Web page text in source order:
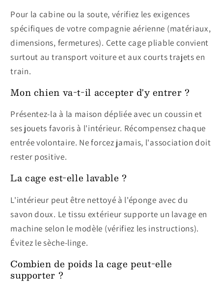
Pour la cabine ou la soute, vérifiez les exigences
spécifiques de votre compagnie aérienne (matériaux,
dimensions, fermetures). Cette cage pliable convient
surtout au transport voiture et aux courts trajets en
train.
Mon chien va-t-il accepter d'y entrer ?
Présentez-la à la maison dépliée avec un coussin et
ses jouets favoris à l'intérieur. Récompensez chaque
entrée volontaire. Ne forcez jamais, l'association doit
rester positive.
La cage est-elle lavable ?
L'intérieur peut être nettoyé à l'éponge avec du
savon doux. Le tissu extérieur supporte un lavage en
machine selon le modèle (vérifiez les instructions).
Évitez le sèche-linge.
Combien de poids la cage peut-elle
supporter ?